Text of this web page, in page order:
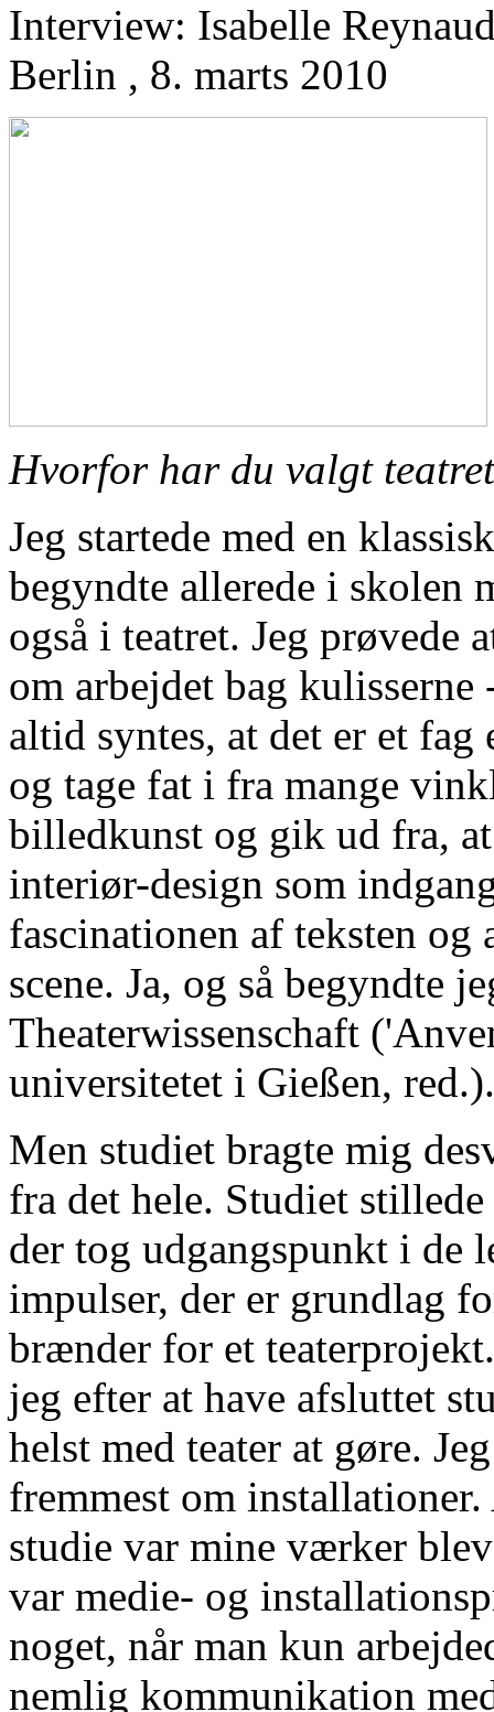
Interview: Isabelle
Berlin , 8. marts 2010
Hvorfor har du valgt
Jeg startede med en
begyndte allerede i skolen
også i teatret. Jeg prøvede
om arbejdet bag
altid syntes, at det er et fag
og tage fat i fra mange
billedkunst og gik ud fra,
interiør-design som
fascinationen af teksten og
scene. Ja, og så begyndte
Theaterwissenschaft
universitetet i Gießen, red.).
Men studiet bragte mig
fra det hele. Studiet
der tog udgangspunkt i de
impulser, der er grundlag
brænder for et
jeg efter at have afsluttet
helst med teater at gøre.
fremmest om
studie var mine værker
var medie- og
noget, når man kun
nemlig kommunikation